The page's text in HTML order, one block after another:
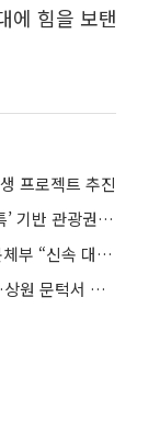
에 힘을 보탠
프로젝트 추진
문체부, 수도권 집중 구조 바꾼다…‘5극 3특’ 기반 관광권 구축 추진
불법 저작권 사이트 34곳 첫 긴급 차단…문체부 “신속 대응 강화”
美 클래리티 법안 연내 통과 가능성 13%…상원 문턱서 제동